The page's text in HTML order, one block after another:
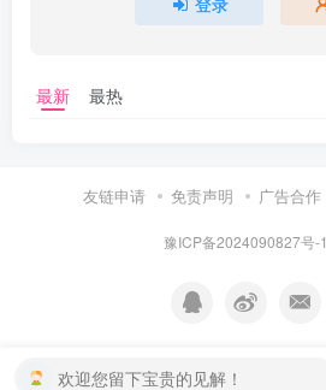
最新 最热
友链申请 免责声明 广告合作
豫ICP备2024090827号-1
欢迎您留下宝贵的见解！